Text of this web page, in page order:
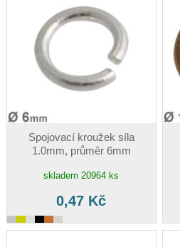
Spojovací kroužek síla
1.0mm, průměr 6mm
skladem 20964 ks
0,47 Kč